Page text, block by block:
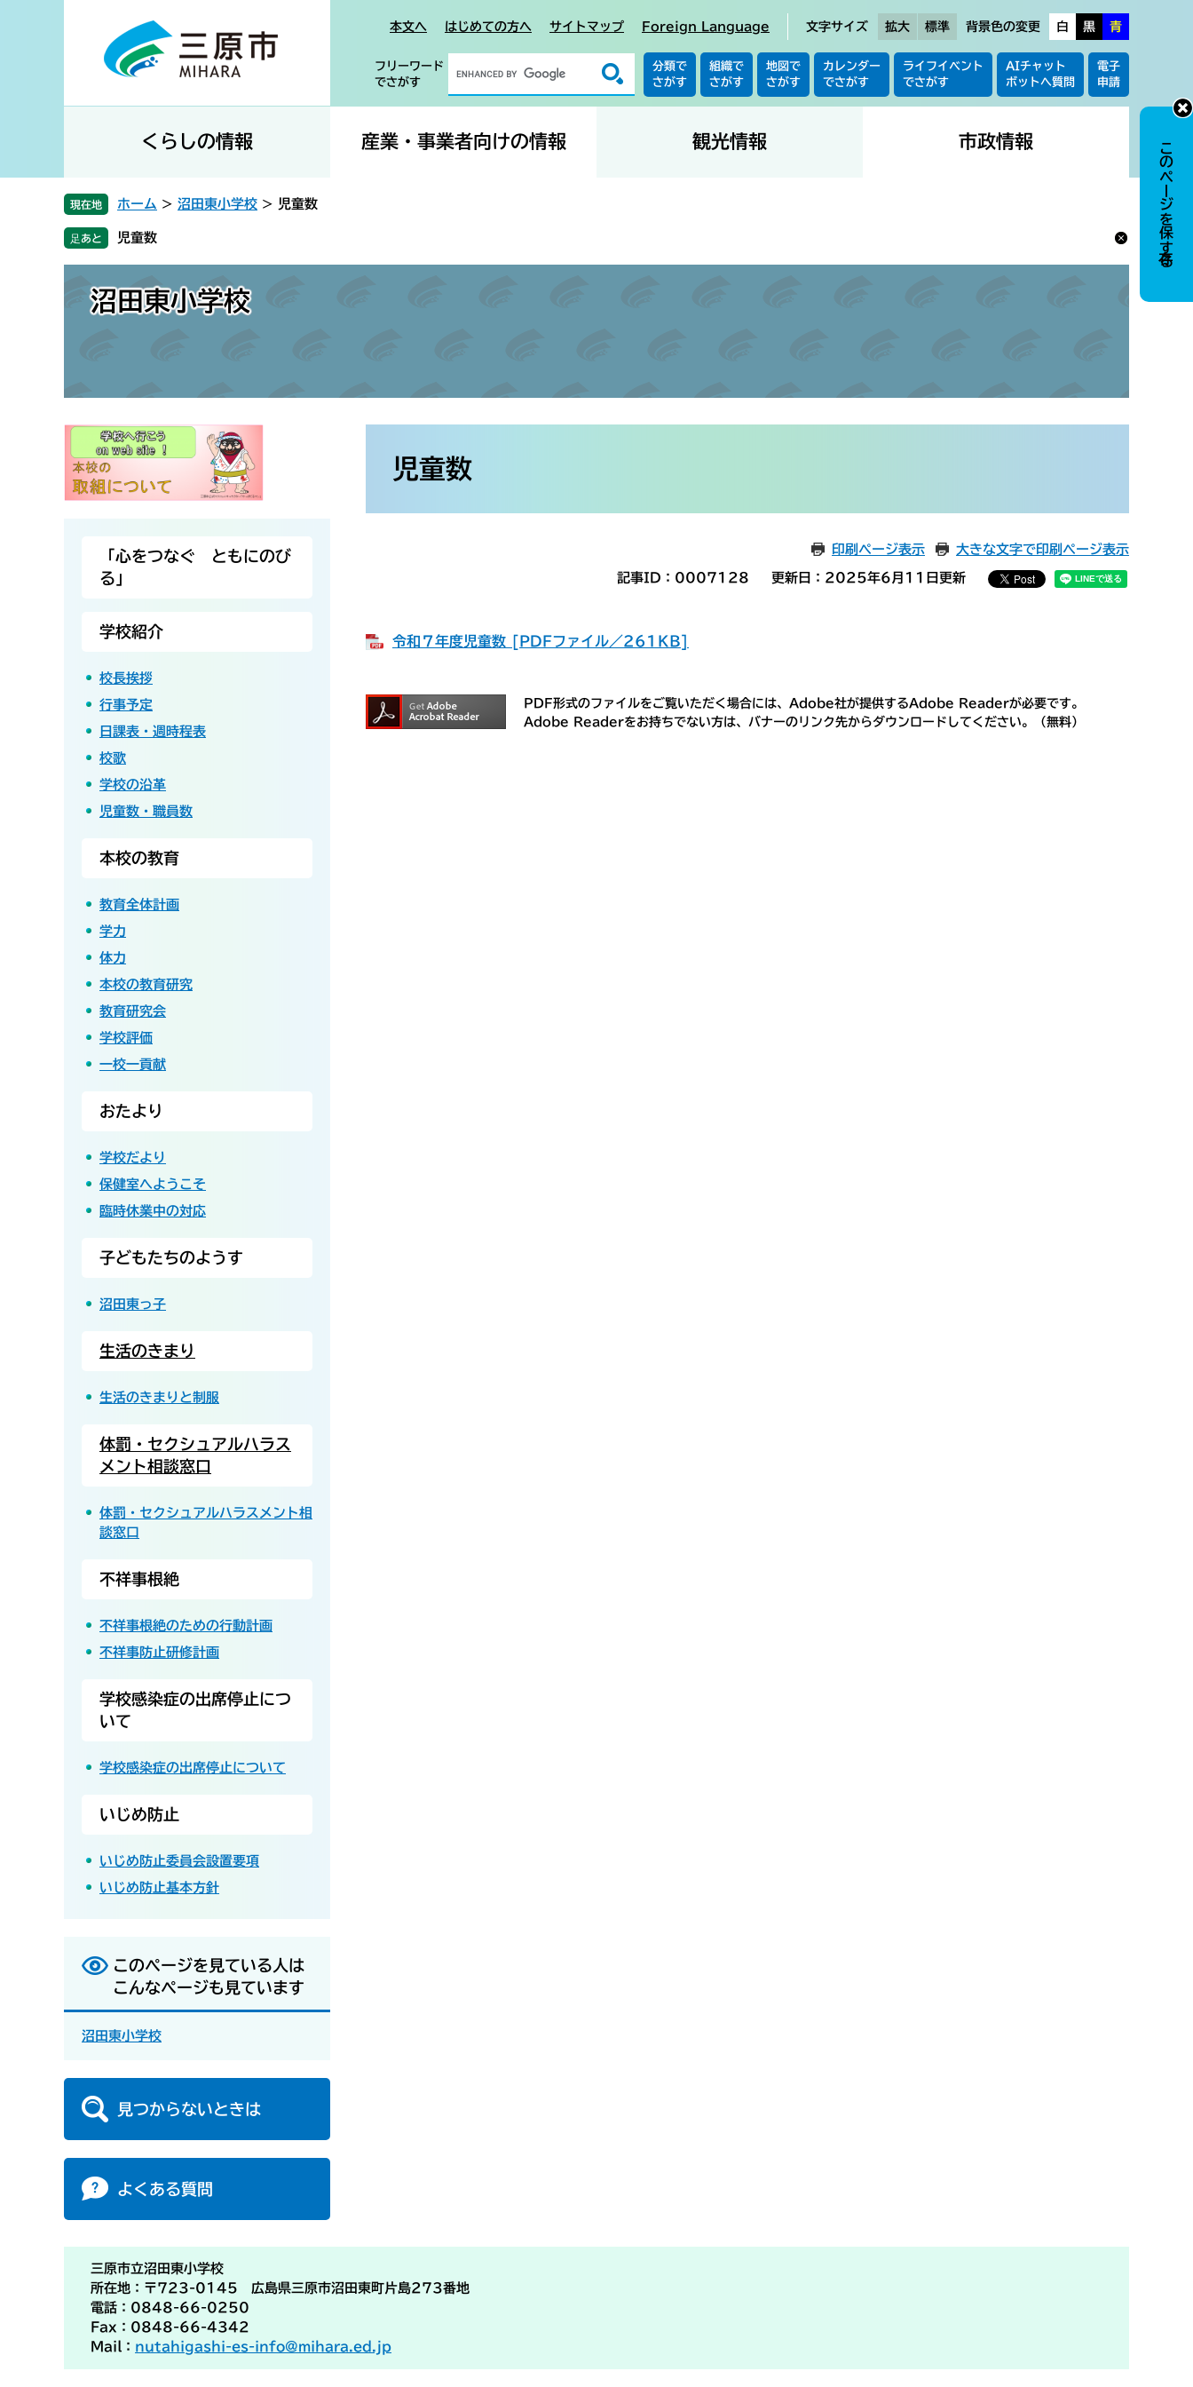
。
て
本文へ はじめての方へ サイトマップ Foreign Language 文字サイズ 拡大 標準 背景色の変更 白 黒 青
フリーワード
でさがす
分類で
さがす
組織で
さがす
地図で
さがす
カレンダー
でさがす
ライフイベント
でさがす
AIチャット
ボットへ質問
電子
申請
くらしの情報 産業・事業者向けの情報 観光情報 市政情報
現在地 ホーム > 沼田東小学校 > 児童数
児童数
沼田東小学校
児童数
印刷ページ表示 大きな文字で印刷ページ表示
記事ID：0007128 更新日：2025年6月11日更新
令和７年度児童数 [PDFファイル／261KB]
PDF形式のファイルをご覧いただく場合には、Adobe社が提供するAdobe Readerが必要です。
Adobe Readerをお持ちでない方は、バナーのリンク先からダウンロードしてください。（無料）
「心をつなぐ ともにのび
る」
学校紹介
校長挨拶
行事予定
日課表・週時程表
校歌
学校の沿革
児童数・職員数
本校の教育
教育全体計画
学力
体力
本校の教育研究
教育研究会
学校評価
一校一貢献
おたより
学校だより
保健室へようこそ
臨時休業中の対応
子どもたちのようす
沼田東っ子
生活のきまり
生活のきまりと制服
体罰・セクシュアルハラス
メント相談窓口
体罰・セクシュアルハラスメント相
談窓口
不祥事根絶
不祥事根絶のための行動計画
不祥事防止研修計画
学校感染症の出席停止につ
いて
学校感染症の出席停止について
いじめ防止
いじめ防止委員会設置要項
いじめ防止基本方針
このページを見ている人は
こんなページも見ています
沼田東小学校
見つからないときは
よくある質問
三原市立沼田東小学校
所在地：〒723-0145 広島県三原市沼田東町片島273番地
電話：0848-66-0250
Fax：0848-66-4342
Mail： nutahigashi-es-info@mihara.ed.jp
このページを保存する